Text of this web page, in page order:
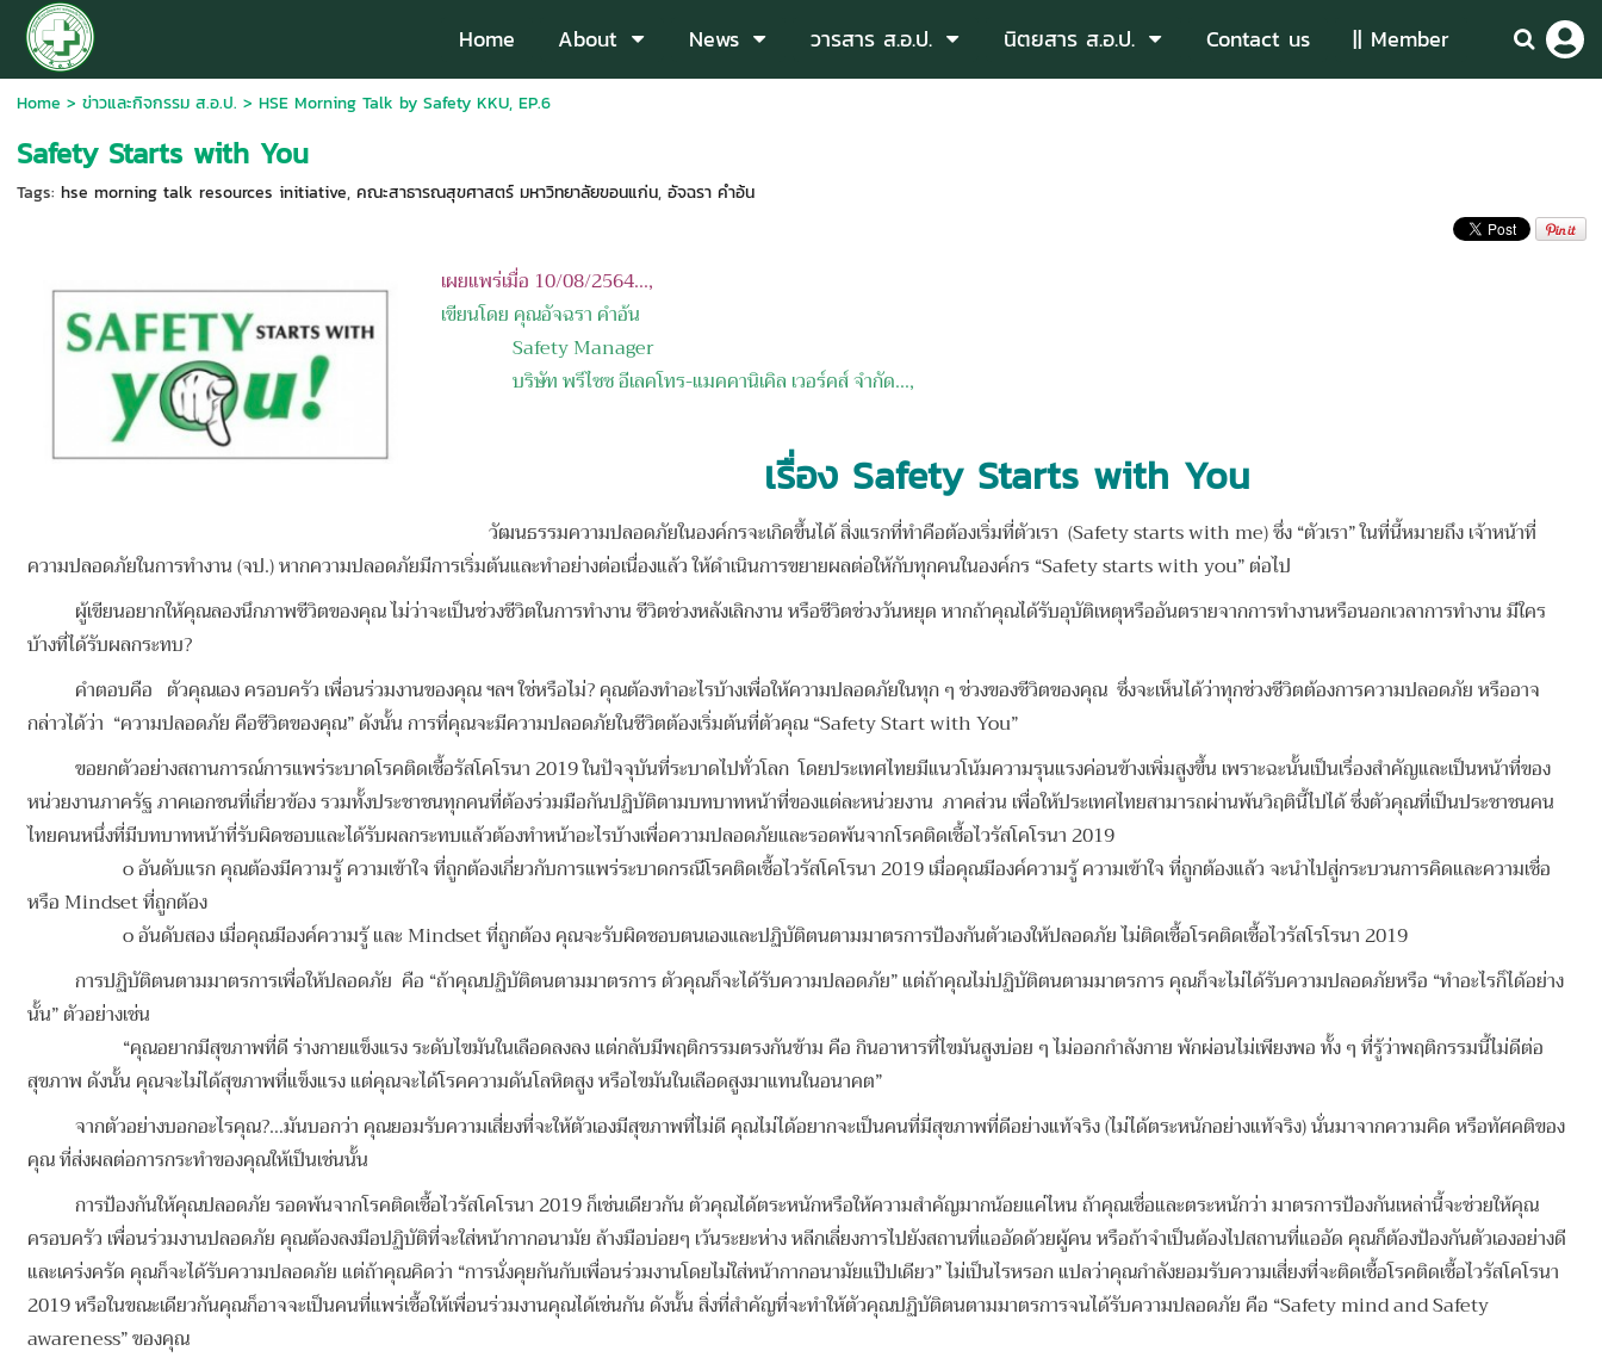
Home About News วารสาร ส.อ.ป. นิตยสาร ส.อ.ป. Contact us || Member
Home > ข่าวและกิจกรรม ส.อ.ป. > HSE Morning Talk by Safety KKU, EP.6
Safety Starts with You
Tags: hse morning talk resources initiative, คณะสาธารณสุขศาสตร์ มหาวิทยาลัยขอนแก่น, อัจฉรา คำอ้น
เผยแพร่เมื่อ 10/08/2564...,
เขียนโดย คุณอัจฉรา คำอ้น
Safety Manager
บริษัท พรีไซซ อีเลคโทร-แมคคานิเคิล เวอร์คส์ จำกัด...,
เรื่อง Safety Starts with You
วัฒนธรรมความปลอดภัยในองค์กรจะเกิดขึ้นได้ สิ่งแรกที่ทำคือต้องเริ่มที่ตัวเรา (Safety starts with me) ซึ่ง “ตัวเรา”ในที่นี้หมายถึง เจ้าหน้าที่
ความปลอดภัยในการทำงาน (จป.) หากความปลอดภัยมีการเริ่มต้นและทำอย่างต่อเนื่องแล้วให้ดำเนินการขยายผลต่อให้กับทุกคนในองค์กร “Safety starts with you” ต่อไป
ผู้เขียนอยากให้คุณลองนึกภาพชีวิตของคุณ ไม่ว่าจะเป็นช่วงชีวิตในการทำงาน ชีวิตช่วงหลังเลิกงาน หรือชีวิตช่วงวันหยุด หากถ้าคุณได้รับอุบัติเหตุหรืออันตรายจากการทำงานหรือนอกเวลาการทำงาน มีใคร
บ้างที่ได้รับผลกระทบ?
คำตอบคือ ตัวคุณเอง ครอบครัว เพื่อนร่วมงานของคุณ ฯลฯ ใช่หรือไม่? คุณต้องทำอะไรบ้างเพื่อให้ความปลอดภัยในทุก ๆ ช่วงของชีวิตของคุณ ซึ่งจะเห็นได้ว่าทุกช่วงชีวิตต้องการความปลอดภัย หรืออาจ
กล่าวได้ว่า “ความปลอดภัย คือชีวิตของคุณ” ดังนั้น การที่คุณจะมีความปลอดภัยในชีวิตต้องเริ่มต้นที่ตัวคุณ “Safety Start with You”
ขอยกตัวอย่างสถานการณ์การแพร่ระบาดโรคติดเชื้อรัสโคโรนา 2019 ในปัจจุบันที่ระบาดไปทั่วโลก โดยประเทศไทยมีแนวโน้มความรุนแรงค่อนข้างเพิ่มสูงขึ้น เพราะฉะนั้นเป็นเรื่องสำคัญและเป็นหน้าที่ของ
หน่วยงานภาครัฐ ภาคเอกชนที่เกี่ยวข้อง รวมทั้งประชาชนทุกคนที่ต้องร่วมมือกันปฏิบัติตามบทบาทหน้าที่ของแต่ละหน่วยงาน ภาคส่วน เพื่อให้ประเทศไทยสามารถผ่านพ้นวิฤตินี้ไปได้ ซึ่งตัวคุณที่เป็นประชาชนคน
ไทยคนหนึ่งที่มีบทบาทหน้าที่รับผิดชอบและได้รับผลกระทบแล้วต้องทำหน้าอะไรบ้างเพื่อความปลอดภัยและรอดพ้นจากโรคติดเชื้อไวรัสโคโรนา 2019
oอันดับแรก คุณต้องมีความรู้ ความเข้าใจ ที่ถูกต้องเกี่ยวกับการแพร่ระบาดกรณีโรคติดเชื้อไวรัสโคโรนา 2019 เมื่อคุณมีองค์ความรู้ ความเข้าใจ ที่ถูกต้องแล้ว จะนำไปสู่กระบวนการคิดและความเชื่อ
หรือ Mindset ที่ถูกต้อง
oอันดับสอง เมื่อคุณมีองค์ความรู้ และ Mindset ที่ถูกต้อง คุณจะรับผิดชอบตนเองและปฏิบัติตนตามมาตรการป้องกันตัวเองให้ปลอดภัย ไม่ติดเชื้อโรคติดเชื้อไวรัสโรโรนา 2019
การปฏิบัติตนตามมาตรการเพื่อให้ปลอดภัย คือ “ถ้าคุณปฏิบัติตนตามมาตรการ ตัวคุณก็จะได้รับความปลอดภัย” แต่ถ้าคุณไม่ปฏิบัติตนตามมาตรการ คุณก็จะไม่ได้รับความปลอดภัยหรือ “ทำอะไรก็ได้อย่าง
นั้น” ตัวอย่างเช่น
“คุณอยากมีสุขภาพที่ดี ร่างกายแข็งแรง ระดับไขมันในเลือดลงลง แต่กลับมีพฤติกรรมตรงกันข้าม คือ กินอาหารที่ไขมันสูงบ่อย ๆ ไม่ออกกำลังกาย พักผ่อนไม่เพียงพอ ทั้ง ๆ ที่รู้ว่าพฤติกรรมนี้ไม่ดีต่อ
สุขภาพ ดังนั้น คุณจะไม่ได้สุขภาพที่แข็งแรง แต่คุณจะได้โรคความดันโลหิตสูง หรือไขมันในเลือดสูงมาแทนในอนาคต”
จากตัวอย่างบอกอะไรคุณ?…มันบอกว่า คุณยอมรับความเสี่ยงที่จะให้ตัวเองมีสุขภาพที่ไม่ดี คุณไม่ได้อยากจะเป็นคนที่มีสุขภาพที่ดีอย่างแท้จริง (ไม่ได้ตระหนักอย่างแท้จริง) นั่นมาจากความคิด หรือทัศคติของ
คุณ ที่ส่งผลต่อการกระทำของคุณให้เป็นเช่นนั้น
การป้องกันให้คุณปลอดภัย รอดพ้นจากโรคติดเชื้อไวรัสโคโรนา 2019 ก็เช่นเดียวกัน ตัวคุณได้ตระหนักหรือให้ความสำคัญมากน้อยแค่ไหน ถ้าคุณเชื่อและตระหนักว่า มาตรการป้องกันเหล่านี้จะช่วยให้คุณ
ครอบครัว เพื่อนร่วมงานปลอดภัย คุณต้องลงมือปฏิบัติที่จะใส่หน้ากากอนามัย ล้างมือบ่อยๆ เว้นระยะห่าง หลีกเลี่ยงการไปยังสถานที่แออัดด้วยผู้คน หรือถ้าจำเป็นต้องไปสถานที่แออัด คุณก็ต้องป้องกันตัวเองอย่างดี
และเคร่งครัด คุณก็จะได้รับความปลอดภัย แต่ถ้าคุณคิดว่า “การนั่งคุยกันกับเพื่อนร่วมงานโดยไม่ใส่หน้ากากอนามัยแป๊ปเดียว” ไม่เป็นไรหรอก แปลว่าคุณกำลังยอมรับความเสี่ยงที่จะติดเชื้อโรคติดเชื้อไวรัสโคโรนา
2019 หรือในขณะเดียวกันคุณก็อาจจะเป็นคนที่แพร่เชื้อให้เพื่อนร่วมงานคุณได้เช่นกัน ดังนั้นสิ่งที่สำคัญที่จะทำให้ตัวคุณปฏิบัติตนตามมาตรการจนได้รับความปลอดภัย คือ “Safety mind and Safety
awareness” ของคุณ